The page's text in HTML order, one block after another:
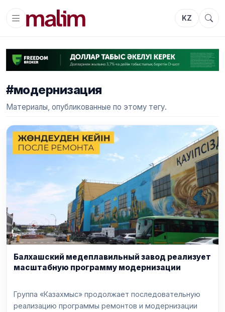
KZ
#модернизация
Материалы, опубликованные по этому тегу.
Балхашский медеплавильный завод реализует
масштабную программу модернизации
Группа «Казахмыс» продолжает последовательную
реализацию программы ремонтов и модернизации